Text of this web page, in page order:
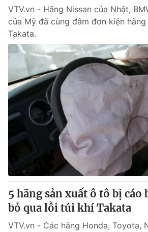
VTV.vn - Hãng Nissan của Nhật,
của Mỹ đã cùng đâm đơn kiện
Takata.
5 hãng sản xuất ô tô bị cáo
bỏ qua lỗi túi khí Takata
VTV.vn - Các hãng Honda, Toyota,